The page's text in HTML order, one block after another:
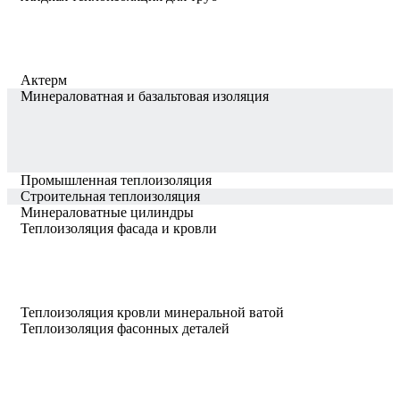
Актерм
Минераловатная и базальтовая изоляция
Промышленная теплоизоляция
Строительная теплоизоляция
Минераловатные цилиндры
Теплоизоляция фасада и кровли
Теплоизоляция кровли минеральной ватой
Теплоизоляция фасонных деталей